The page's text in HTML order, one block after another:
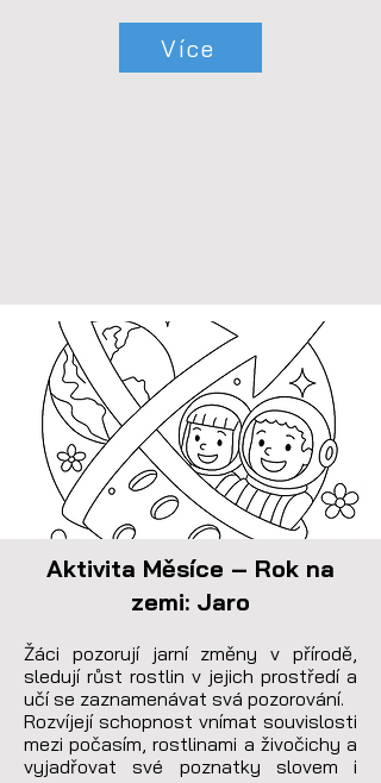
Více
Aktivita Měsíce – Rok na
zemi: Jaro
Žáci pozorují jarní změny v přírodě,
sledují růst rostlin v jejich prostředí a
učí se zaznamenávat svá pozorování.
Rozvíjejí schopnost vnímat souvislosti
mezi počasím, rostlinami a živočichy a
vyjadřovat své poznatky slovem i